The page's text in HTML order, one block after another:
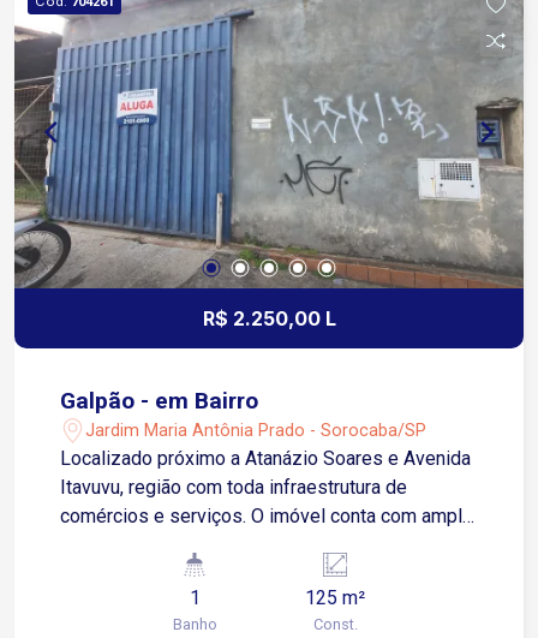
sala é convidativa e aconchegante. A cozinha
está equipada com armários, além de uma mesa
para refeições em família. A área externa conta
com duas espaçosas varandas, na frente e nos
fundos. Além disso, o imóvel conta com 1 vaga
de garagem coberta. Para garantir seu conforto
em todas as estações do ano, a casa conta com
três ventiladores de teto e dois ar-
condicionados, proporcionando um ambiente
agradável e climatizado. Não perca a
oportunidade de fazer desta casa o seu novo lar!
R$ 2.250,00 L
Galpão - em Bairro
Jardim Maria Antônia Prado - Sorocaba/SP
Localizado próximo a Atanázio Soares e Avenida
Itavuvu, região com toda infraestrutura de
comércios e serviços. O imóvel conta com amplo
em contato e agende sua visita!
1
Banho
125 m²
Const.